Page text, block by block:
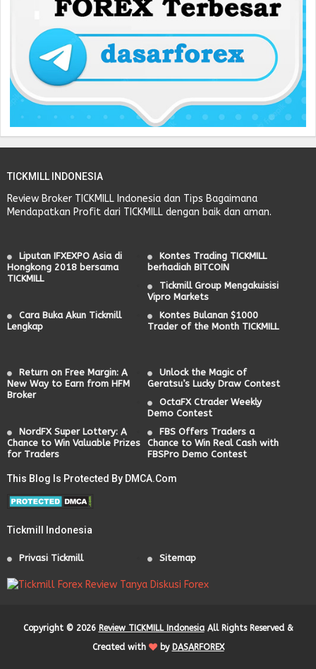
TICKMILL INDONESIA
Review Broker TICKMILL Indonesia dan Tips Bagaimana
Mendapatkan Profit dari TICKMILL dengan baik dan aman.
Liputan IFXEXPO Asia di
Hongkong 2018 bersama
TICKMILL
Kontes Trading TICKMILL
berhadiah BITCOIN
Tickmill Group Mengakuisisi
Vipro Markets
Cara Buka Akun Tickmill
Lengkap
Kontes Bulanan $1000
Trader of the Month TICKMILL
Return on Free Margin: A
New Way to Earn from HFM
Broker
Unlock the Magic of
Geratsu’s Lucky Draw Contest
OctaFX Ctrader Weekly
Demo Contest
NordFX Super Lottery: A
Chance to Win Valuable Prizes
for Traders
FBS Offers Traders a
Chance to Win Real Cash with
FBSPro Demo Contest
This Blog Is Protected By DMCA.com
Tickmill Indonesia
Privasi Tickmill Sitemap
Tanya Diskusi Forex
Copyright © 2026 Review TICKMILL IndonesiaAll Rights Reserved &
Created with
by DASARFOREX